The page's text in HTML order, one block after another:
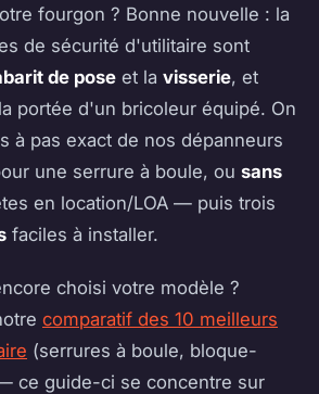
fourgon ? Bonne nouvelle : la
de sécurité d'utilitaire sont
de pose et la visserie, et
portée d'un bricoleur équipé. On
à pas exact de nos dépanneurs
une serrure à boule, ou sans
en location/LOA — puis trois
faciles à installer.
choisi votre modèle ?
comparatif des 10 meilleurs
(serrures à boule, bloque-
ce guide-ci se concentre sur